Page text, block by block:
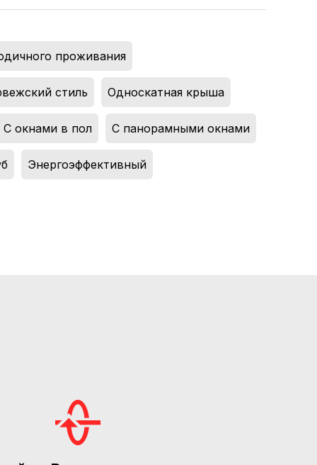
проживания
стиль Односкатная крыша
С окнами в пол С панорамными окнами
Энергоэффективный